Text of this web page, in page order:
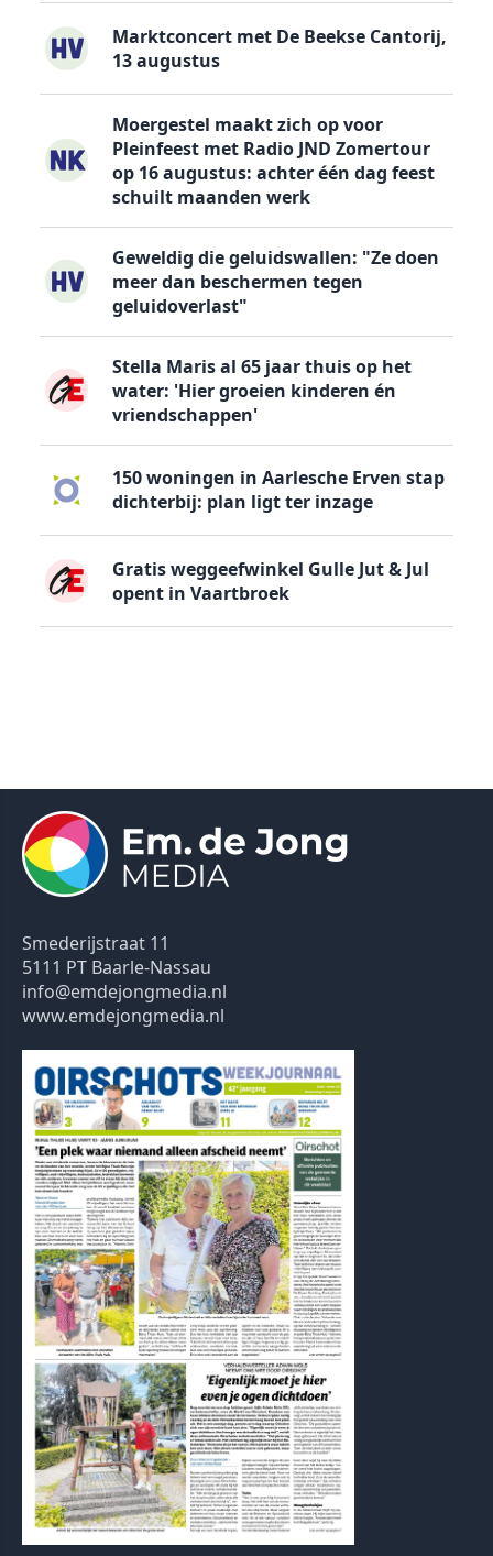
Marktconcert met De Beekse Cantorij,
13 augustus
Moergestel maakt zich op voor
Pleinfeest met Radio JND Zomertour
op 16 augustus: achter één dag feest
schuilt maanden werk
Geweldig die geluidswallen: "Ze doen
meer dan beschermen tegen
geluidoverlast"
Stella Maris al 65 jaar thuis op het
water: 'Hier groeien kinderen én
vriendschappen'
150 woningen in Aarlesche Erven stap
dichterbij: plan ligt ter inzage
Gratis weggeefwinkel Gulle Jut & Jul
opent in Vaartbroek
Smederijstraat 11
5111 PT Baarle-Nassau
info@emdejongmedia.nl
www.emdejongmedia.nl